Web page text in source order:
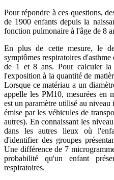
Pour répondre à ces questions,
de 1900 enfants depuis la
fonction pulmonaire à l'âge de 8
En plus de cette mesure, le
symptômes respiratoires
de 1 et 8 ans. Pour calculer
l'exposition à la quantité de
Lorsque ce matériau a un
appelle les PM10, mesurées en
est un paramètre utilisé au
émise par les véhicules de
autres). En connaissant les
dans les autres lieux où
d'identifier des groupes
Une différence de 7
probabilité qu'un enfant
respiratoires.